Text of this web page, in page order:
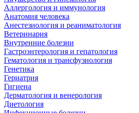
Аллергология и иммунология
Анатомия человека
Анестезиология и реаниматология
Ветеринария
Внутренние болезни
Гастроэнтерология и гепатология
Гематология и трансфузиология
Генетика
Гериатрия
Гигиена
Дерматология и венерология
Диетология